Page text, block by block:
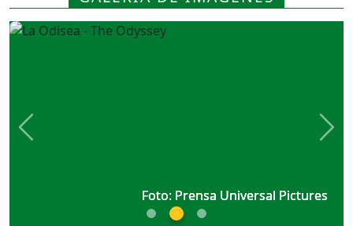
Foto: Prensa Universal Pictures
Foto: Prensa Universal Pictures
Foto: Prensa Universal Pictures
Previous Next